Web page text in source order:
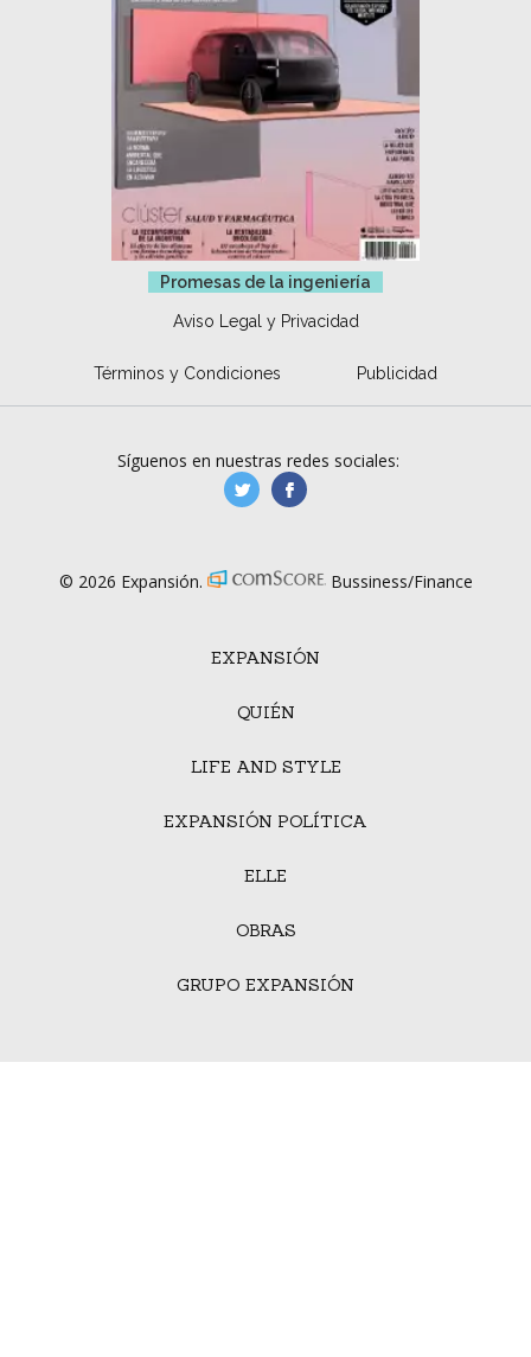
Promesas de la ingeniería
Aviso Legal y Privacidad
Términos y Condiciones Publicidad
EXPANSIÓN
QUIÉN
LIFE AND STYLE
EXPANSIÓN POLÍTICA
ELLE
OBRAS
GRUPO EXPANSIÓN
Síguenos en nuestras redes sociales:
manufacturaGE
© 2026 Expansión. Bussiness/Finance